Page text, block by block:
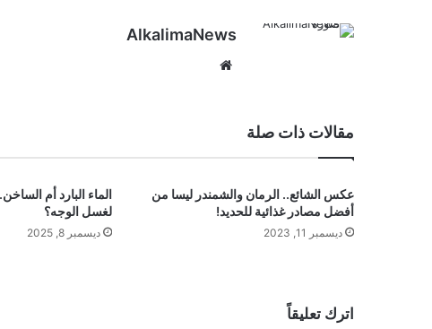
AlkalimaNews
مقالات ذات صلة
عكس الشائع.. الرمان والشمندر ليسا من
أفضل مصادر غذائية للحديد!
ديسمبر 11, 2023
الماء البارد أم
لغسل الوجه؟
ديسمبر 8, 2025
اترك تعليقاً